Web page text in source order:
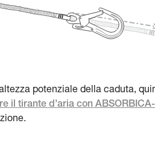
potenziale della caduta,
il tirante d’aria con